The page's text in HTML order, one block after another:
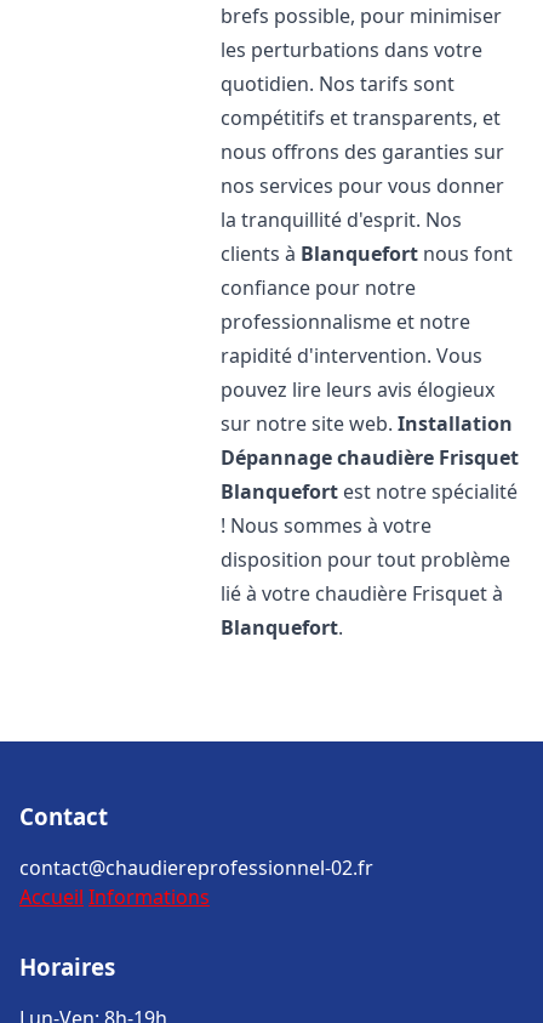
brefs possible, pour minimiser
les perturbations dans votre
quotidien. Nos tarifs sont
compétitifs et transparents, et
nous offrons des garanties sur
nos services pour vous donner
la tranquillité d'esprit. Nos
clients à Blanquefort nous font
confiance pour notre
professionnalisme et notre
rapidité d'intervention. Vous
pouvez lire leurs avis élogieux
sur notre site web.Installation
Dépannage chaudière Frisquet
Blanquefort est notre spécialité
! Nous sommes à votre
disposition pour tout problème
lié à votre chaudière Frisquet à
Blanquefort.
Contact
contact@chaudiereprofessionnel-02.fr
Accueil Informations
Horaires